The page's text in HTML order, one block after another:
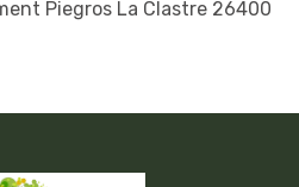
Piegros La Clastre 26400